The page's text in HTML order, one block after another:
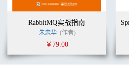
RabbitMQ实战指南
朱忠华 (作者)
￥79.00